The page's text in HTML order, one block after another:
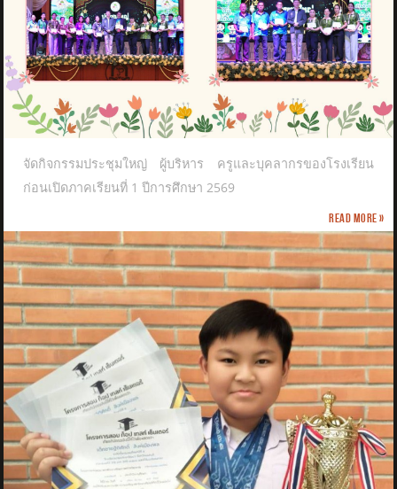
จัดกิจกรรมประชุมใหญ่ ผู้บริหาร ครูและบุคลากรของโรงเรียน
ก่อนเปิดภาคเรียนที่ 1 ปีการศึกษา 2569
Read more »